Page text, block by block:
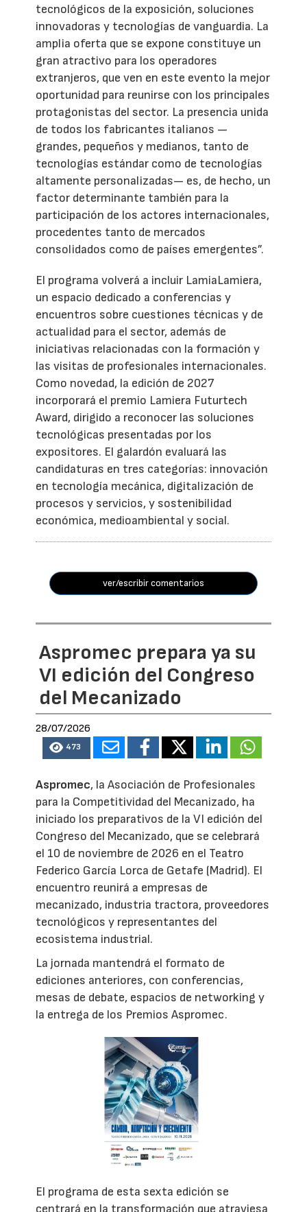
tecnológicos de la exposición, soluciones
innovadoras y tecnologías de vanguardia. La
amplia oferta que se expone constituye un
gran atractivo para los operadores
extranjeros, que ven en este evento la mejor
oportunidad para reunirse con los principales
protagonistas del sector. La presencia unida
de todos los fabricantes italianos —
grandes, pequeños y medianos, tanto de
tecnologías estándar como de tecnologías
altamente personalizadas— es, de hecho, un
factor determinante también para la
participación de los actores internacionales,
procedentes tanto de mercados
consolidados como de países emergentes”.
El programa volverá a incluir LamiaLamiera,
un espacio dedicado a conferencias y
encuentros sobre cuestiones técnicas y de
actualidad para el sector, además de
iniciativas relacionadas con la formación y
las visitas de profesionales internacionales.
Como novedad, la edición de 2027
incorporará el premio Lamiera Futurtech
Award, dirigido a reconocer las soluciones
tecnológicas presentadas por los
expositores. El galardón evaluará las
candidaturas en tres categorías: innovación
en tecnología mecánica, digitalización de
procesos y servicios, y sostenibilidad
económica, medioambiental y social.
ver/escribir comentarios
Aspromec prepara ya su
VI edición del Congreso
del Mecanizado
28/07/2026
473
Aspromec, la Asociación de Profesionales
para la Competitividad del Mecanizado, ha
iniciado los preparativos de la VI edición del
Congreso del Mecanizado, que se celebrará
el 10 de noviembre de 2026 en el Teatro
Federico García Lorca de Getafe (Madrid). El
encuentro reunirá a empresas de
mecanizado, industria tractora, proveedores
tecnológicos y representantes del
ecosistema industrial.
La jornada mantendrá el formato de
ediciones anteriores, con conferencias,
mesas de debate, espacios de networking y
la entrega de los Premios Aspromec.
El programa de esta sexta edición se
centrará en la transformación que atraviesa